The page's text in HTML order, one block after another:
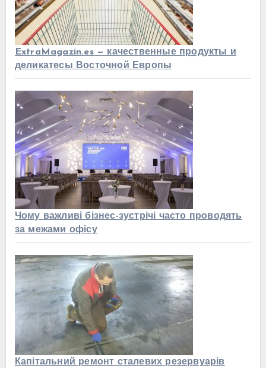
ExtraMagazin.es — качественные продукты и
деликатесы Восточной Европы
Чому важливі бізнес-зустрічі часто проводять
за межами офісу
Капітальний ремонт сталевих резервуарів